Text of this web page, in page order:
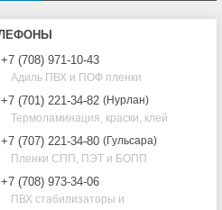
+7 (708) 971-10-43
Адиль ПВХ и ПОФ пленки
+7 (701) 221-34-82
Нурлан
Термоламинация, краски, клей
+7 (707) 221-34-80
Гульсара
Пленки СПП, ПЭТ и БОПП
+7 (708) 973-34-06
ПВХ стабилизаторы и